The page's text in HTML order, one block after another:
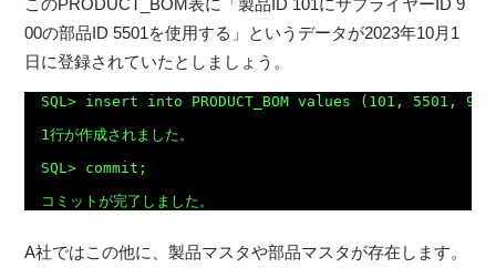
00の部品ID 5501を使用する」というデータが2023年10月1
日に登録されていたとしましょう。
SQL> insert into PRODUCT_BOM values (101, 5501,
1行が作成されました。
SQL> commit;
A社ではこの他に、製品マスタや部品マスタが存在します。